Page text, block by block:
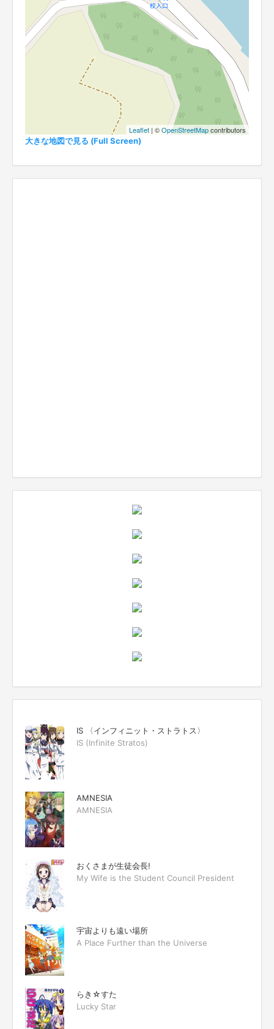
Leaflet | ©OpenStreetMapcontributors
大きな地図で見る (Full Screen)
IS 〈インフィニット・ストラトス〉
IS (Infinite Stratos)
AMNESIA
AMNESIA
おくさまが生徒会長!
My Wife is the Student Council President
宇宙よりも遠い場所
A Place Further than the Universe
らき☆すた
Lucky Star